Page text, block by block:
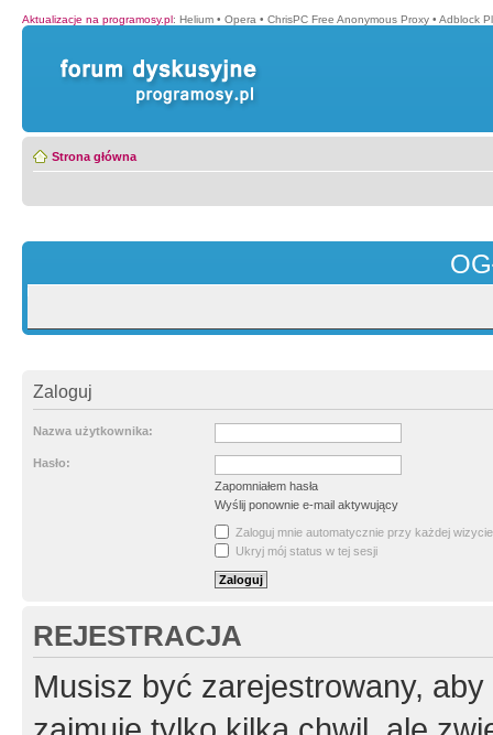
Aktualizacje na programosy.pl: Helium • Opera • ChrisPC Free Anonymous Proxy • Adblock
Strona główna
Zaloguj
Nazwa użytkownika:
Hasło:
Zapomniałem hasła
Wyślij ponownie e-mail aktywujący
Zaloguj mnie automatycznie przy każdej wizycie
Ukryj mój status w tej sesji
REJESTRACJA
Musisz być zarejestrowany,